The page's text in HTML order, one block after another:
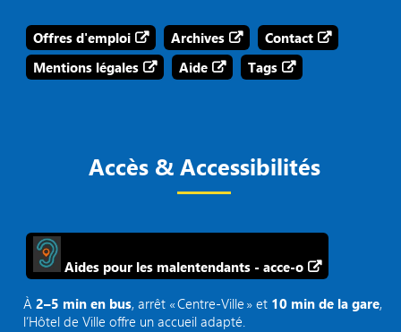
Offres d'emploi Archives
Contact
Mentions légales
Aide Tags
Accès & Accessibilités
Aides pour les malentendants - acce-o
À2–5 min en bus, arrêt « Centre‑Ville » et 10 min de la gare,
l’Hôtel de Ville offre un accueil adapté.